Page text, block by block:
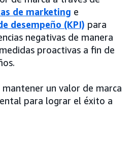
de marketing e
desempeño (KPI) para
negativas de manera
proactivas a fin de
mantener un valor de marca
para lograr el éxito a